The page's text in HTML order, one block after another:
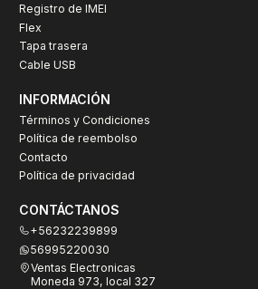
Registro de IMEI
Flex
Tapa trasera
Cable USB
INFORMACIÓN
Términos y Condiciones
Política de reembolso
Contacto
Política de privacidad
CONTÁCTANOS
+56232239899
56995220030
Ventas Electronicas
Moneda 973, local 327